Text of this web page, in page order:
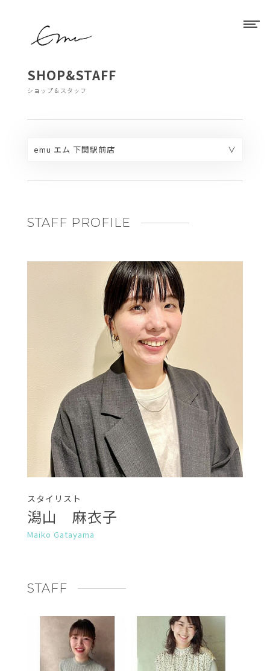
SHOP&STAFF
ショップ＆スタッフ
emu エム 下関駅前店
STAFF PROFILE
スタイリスト
潟山 麻衣子
Maiko Gatayama
STAFF